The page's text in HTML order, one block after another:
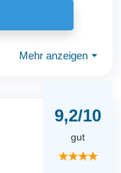
Mehr anzeigen ⏷
9,2/10
gut
★★★★